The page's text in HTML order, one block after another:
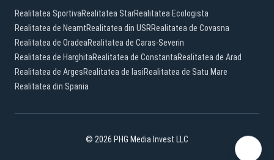
Realitatea SportivaRealitatea StarRealitatea Ecologista
Realitatea de NeamtRealitatea din USRRealitatea de Covasna
Realitatea de OradeaRealitatea de Caras-Severin
Realitatea de HarghitaRealitatea de ConstantaRealitatea de Arad
Realitatea de ArgesRealitatea de IasiRealitatea de Satu Mare
Realitatea din Spania
© 2026 PHG Media Invest LLC